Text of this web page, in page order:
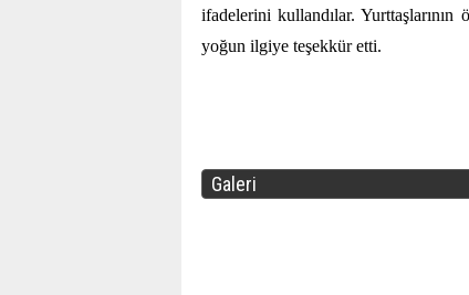
ifadelerini kullandılar.
yoğun ilgiye teşekkür etti.
Galeri